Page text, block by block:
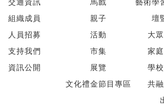
交通資訊
組織成員
人員招募
支持我們
資訊公開
馬戲
親子
活動
市集
展覽
文化禮金節目專區
藝術學
壇
大
家
學
共